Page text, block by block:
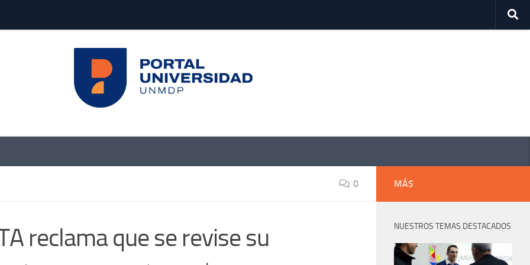
0
reclama que se revise su
MÁS
NUESTROS TEMAS DESTACADOS